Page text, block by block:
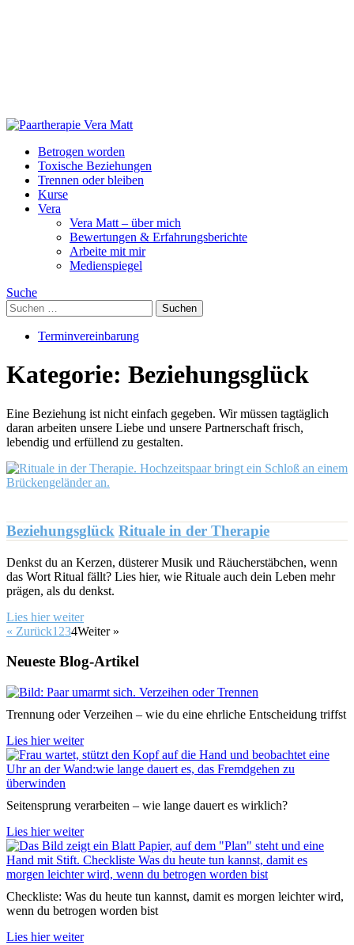
Skip
content
Paartherapie
Betrogen worden
Toxische Beziehungen
Trennen oder bleiben
Kurse
Vera
Vera Matt – über mich
Bewertungen & Erfahrungsberichte
Arbeite mit mir
Medienspiegel
Suche
Suchen
nach:
Terminvereinbarung
Kategorie: Beziehungsglück
Eine Beziehung ist nicht einfach gegeben. Wir müssen tagtäglich
daran arbeiten unsere Liebe und unsere Partnerschaft frisch,
lebendig und erfüllend zu gestalten.
Beziehungsglück Rituale in der Therapie
Denkst du an Kerzen, düsterer Musik und Räucherstäbchen, wenn
das Wort Ritual fällt? Lies hier, wie Rituale auch dein Leben mehr
prägen, als du denkst.
Lies hier weiter
« Zurück1 234Weiter »
Neueste Blog-Artikel
Trennung oder Verzeihen – wie du eine ehrliche Entscheidung triffst
Lies hier weiter
Seitensprung verarbeiten – wie lange dauert es wirklich?
Lies hier weiter
Checkliste: Was du heute tun kannst, damit es morgen leichter wird,
wenn du betrogen worden bist
Lies hier weiter